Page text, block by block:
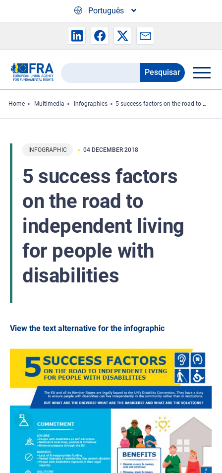
Português
Search
the
FRA
website
Pesquisar
Home Multimedia Infographics 5 success factors on the road to independent living for people with disabilities
INFOGRAPHIC 04 DECEMBER 2018
5 success factors
on the road to
independent living
for people with
disabilities
View the text alternative for the infographic